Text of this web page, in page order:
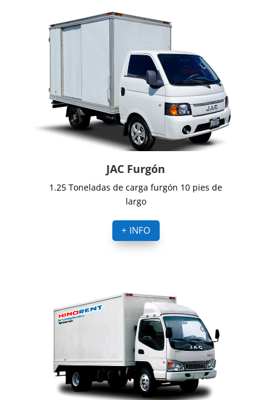
JAC Furgón
1.25 Toneladas de carga furgón 10 pies de
largo
+ INFO